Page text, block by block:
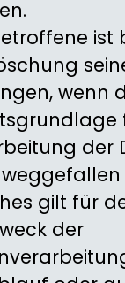
ist
wenn
der
gilt für
der